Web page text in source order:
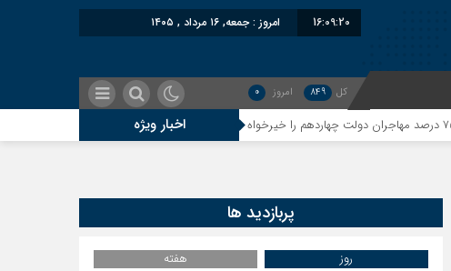
16:09:20 امروز : جمعه, ۱۶ مرداد , ۱۴۰۵
کل 849 امروز 0
اخبار ویژه
معاون سنای روسیه: حکم لاهه علیه
پربازدید ها
روز
هفته